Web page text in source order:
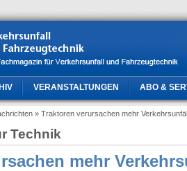
VERANSTALTUNGEN ABO &
» Traktoren verursachen mehr
Technik
mehr